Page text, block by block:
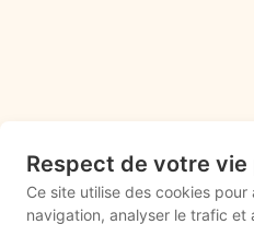
Respect de votre vie
Ce site utilise des cookies
navigation, analyser le trafic et